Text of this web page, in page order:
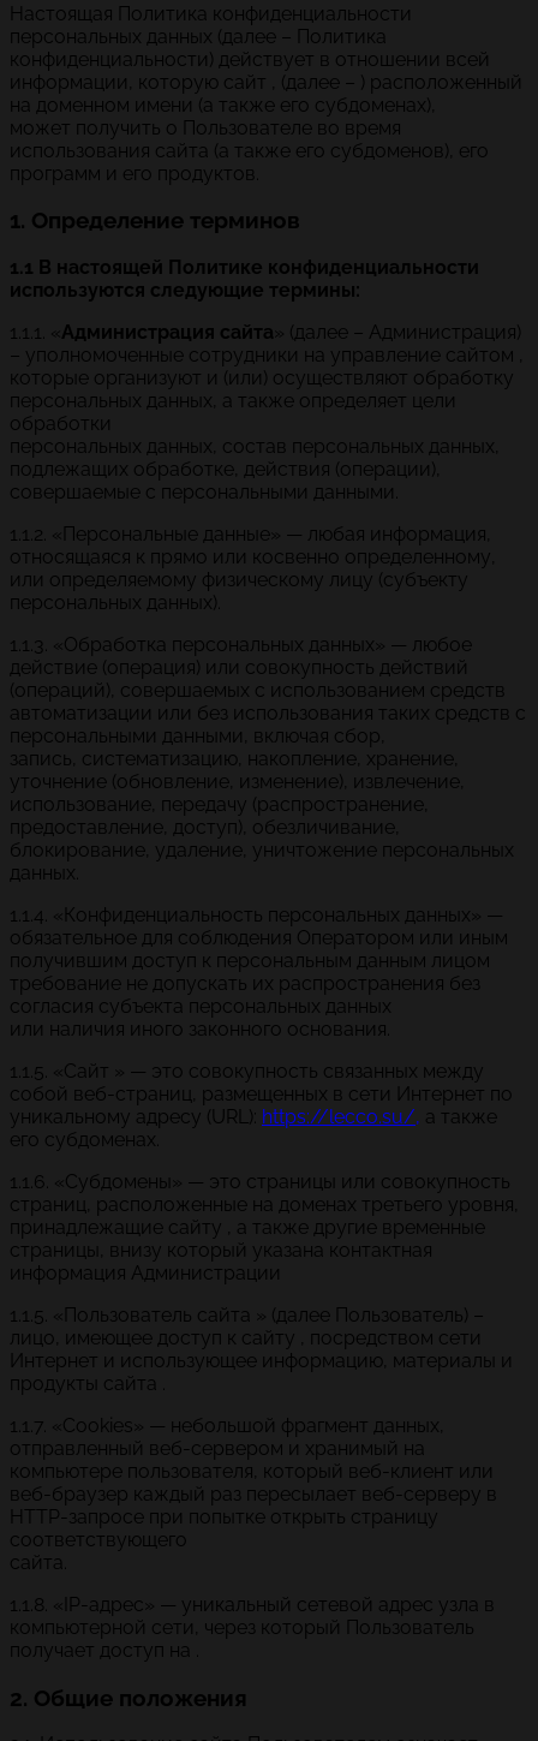
Настоящая Политика конфиденциальности
персональных данных (далее – Политика
конфиденциальности) действует в отношении всей
информации, которую сайт , (далее – ) расположенный
на доменном имени (а также его субдоменах),
может получить о Пользователе во время
использования сайта (а также его субдоменов), его
программ и его продуктов.
1. Определение терминов
1.1 В настоящей Политике конфиденциальности
используются следующие термины:
1.1.1. « Администрация сайта » (далее – Администрация)
– уполномоченные сотрудники на управление сайтом ,
которые организуют и (или) осуществляют обработку
персональных данных, а также определяет цели
обработки
персональных данных, состав персональных данных,
подлежащих обработке, действия (операции),
совершаемые с персональными данными.
1.1.2. «Персональные данные» — любая информация,
относящаяся к прямо или косвенно определенному,
или определяемому физическому лицу (субъекту
персональных данных).
1.1.3. «Обработка персональных данных» — любое
действие (операция) или совокупность действий
(операций), совершаемых с использованием средств
автоматизации или без использования таких средств с
персональными данными, включая сбор,
запись, систематизацию, накопление, хранение,
уточнение (обновление, изменение), извлечение,
использование, передачу (распространение,
предоставление, доступ), обезличивание,
блокирование, удаление, уничтожение персональных
данных.
1.1.4. «Конфиденциальность персональных данных» —
обязательное для соблюдения Оператором или иным
получившим доступ к персональным данным лицом
требование не допускать их распространения без
согласия субъекта персональных данных
или наличия иного законного основания.
1.1.5. «Сайт » — это совокупность связанных между
собой веб-страниц, размещенных в сети Интернет по
уникальному адресу (URL): https://lecco.su/, а также
его субдоменах.
1.1.6. «Субдомены» — это страницы или совокупность
страниц, расположенные на доменах третьего уровня,
принадлежащие сайту , а также другие временные
страницы, внизу который указана контактная
информация Администрации
1.1.5. «Пользователь сайта » (далее Пользователь) –
лицо, имеющее доступ к сайту , посредством сети
Интернет и использующее информацию, материалы и
продукты сайта .
1.1.7. «Cookies» — небольшой фрагмент данных,
отправленный веб-сервером и хранимый на
компьютере пользователя, который веб-клиент или
веб-браузер каждый раз пересылает веб-серверу в
HTTP-запросе при попытке открыть страницу
соответствующего
сайта.
1.1.8. «IP-адрес» — уникальный сетевой адрес узла в
компьютерной сети, через который Пользователь
получает доступ на .
2. Общие положения